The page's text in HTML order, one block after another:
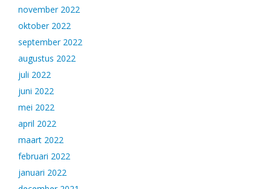
november 2022
oktober 2022
september 2022
augustus 2022
juli 2022
juni 2022
mei 2022
april 2022
maart 2022
februari 2022
januari 2022